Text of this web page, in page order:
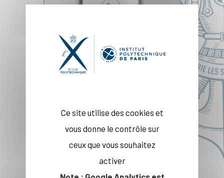
Ce site utilise des cookies et
vous donne le contrôle sur
ceux que vous souhaitez
activer